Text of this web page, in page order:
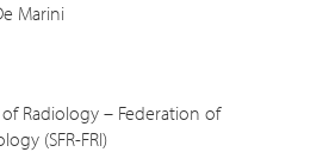
Marini
Radiology – Federation of
(SFR-FRI)